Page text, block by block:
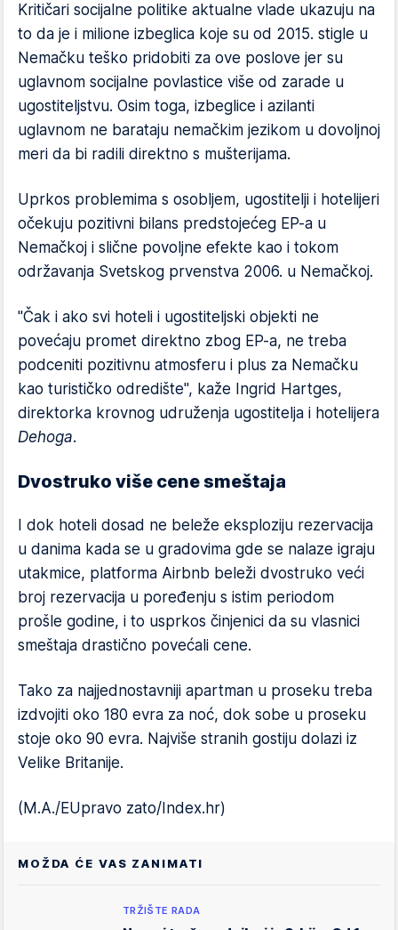
Kritičari socijalne politike aktualne vlade ukazuju na
to da je i milione izbeglica koje su od 2015. stigle u
Nemačku teško pridobiti za ove poslove jer su
uglavnom socijalne povlastice više od zarade u
ugostiteljstvu. Osim toga, izbeglice i azilanti
uglavnom ne barataju nemačkim jezikom u dovoljnoj
meri da bi radili direktno s mušterijama.
Uprkos problemima s osobljem, ugostitelji i hotelijeri
očekuju pozitivni bilans predstojećeg EP-a u
Nemačkoj i slične povoljne efekte kao i tokom
održavanja Svetskog prvenstva 2006. u Nemačkoj.
"Čak i ako svi hoteli i ugostiteljski objekti ne
povećaju promet direktno zbog EP-a, ne treba
podceniti pozitivnu atmosferu i plus za Nemačku
kao turističko odredište", kaže Ingrid Hartges,
direktorka krovnog udruženja ugostitelja i hotelijera
Dehoga.
Dvostruko više cene smeštaja
I dok hoteli dosad ne beleže eksploziju rezervacija
u danima kada se u gradovima gde se nalaze igraju
utakmice, platforma Airbnb beleži dvostruko veći
broj rezervacija u poređenju s istim periodom
prošle godine, i to usprkos činjenici da su vlasnici
smeštaja drastično povećali cene.
Tako za najjednostavniji apartman u proseku treba
izdvojiti oko 180 evra za noć, dok sobe u proseku
stoje oko 90 evra. Najviše stranih gostiju dolazi iz
Velike Britanije.
(M.A./EUpravo zato/Index.hr)
MOŽDA ĆE VAS ZANIMATI
TRŽIŠTE RADA